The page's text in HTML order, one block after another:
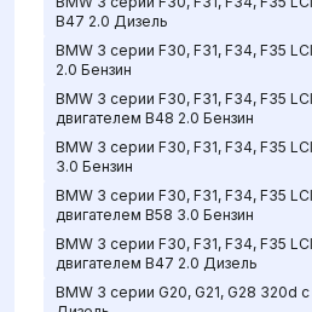
B47 2.0 Дизель
BMW 3 серии F30, F31, F34, F35
2.0 Бензин
BMW 3 серии F30, F31, F34, F35
двигателем B48 2.0 Бензин
BMW 3 серии F30, F31, F34, F35
3.0 Бензин
BMW 3 серии F30, F31, F34, F35
двигателем B58 3.0 Бензин
BMW 3 серии F30, F31, F34, F35
двигателем B47 2.0 Дизель
BMW 3 серии G20, G21, G28 320d